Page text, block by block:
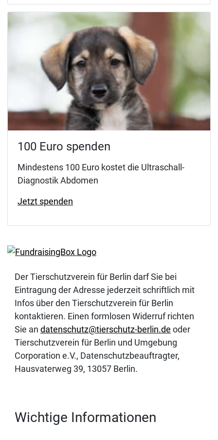
100 Euro spenden
Mindestens 100 Euro kostet die Ultraschall-
Diagnostik Abdomen
Jetzt spenden
Der Tierschutzverein für Berlin darf Sie bei
Eintragung der Adresse jederzeit schriftlich mit
Infos über den Tierschutzverein für Berlin
kontaktieren. Einen formlosen Widerruf richten
Sie an datenschutz@tierschutz-berlin.de oder
Tierschutzverein für Berlin und Umgebung
Corporation e.V., Datenschutzbeauftragter,
Hausvaterweg 39, 13057 Berlin.
Wichtige Informationen